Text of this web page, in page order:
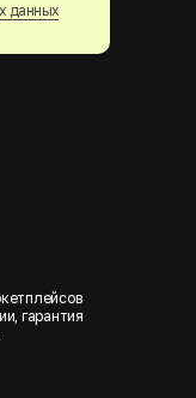
данных
гарантия